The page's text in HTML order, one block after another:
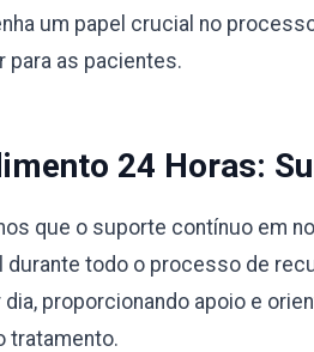
um papel crucial no
para as pacientes.
24 Horas:
que o suporte contínuo em
durante todo o processo de
dia, proporcionando apoio e
tratamento.